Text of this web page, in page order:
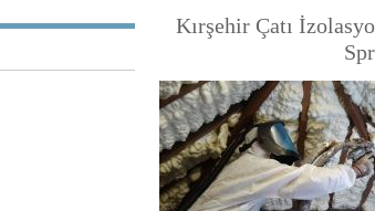
Kırşehir Çatı